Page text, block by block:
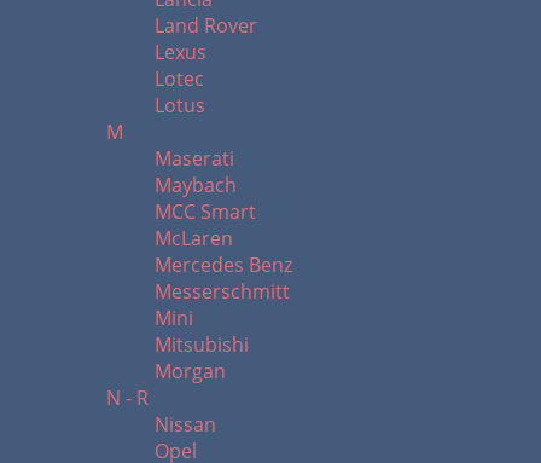
Land Rover
Lexus
Lotec
Lotus
M
Maserati
Maybach
MCC Smart
McLaren
Mercedes Benz
Messerschmitt
Mini
Mitsubishi
Morgan
N - R
Nissan
Opel